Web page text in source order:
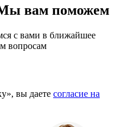
вам поможем
с вами в ближайшее
вопросам
вы даете согласие на